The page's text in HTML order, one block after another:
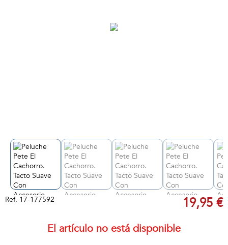
Ref. 17-177592 19,95 €
El artículo no está disponible